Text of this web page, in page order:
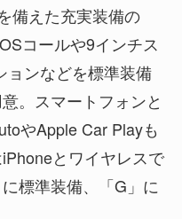
備えた充実装備の
コールや9インチス
ョンなどを標準装備
。スマートフォンと
やApple Car Playも
とワイヤレスで
標準装備、「G」に